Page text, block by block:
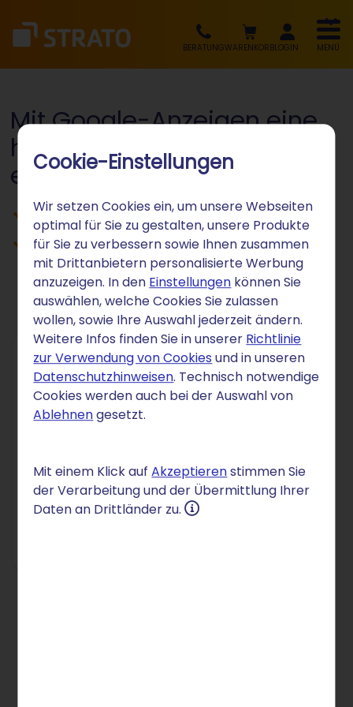
Cookie-Einstellungen
Wir setzen Cookies ein, um unsere Webseiten
optimal für Sie zu gestalten, unsere Produkte
für Sie zu verbessern sowie Ihnen zusammen
mit Drittanbietern personalisierte Werbung
anzuzeigen. In den Einstellungen können Sie
auswählen, welche Cookies Sie zulassen
wollen, sowie Ihre Auswahl jederzeit ändern.
Weitere Infos finden Sie in unserer Richtlinie
zur Verwendung von Cookies und in unseren
Datenschutzhinweisen. Technisch notwendige
Cookies werden auch bei der Auswahl von
Ablehnengesetzt.
Mit einem Klick aufAkzeptierenstimmen Sie
der Verarbeitung und der Übermittlung Ihrer
Daten an Drittländer zu.
BERATUNGWARENKORBLOGIN MENÜ
Mit Google-Anzeigen eine
höhere Sichtbarkeit
erreichen
Mehr Reichweite durch Google Ads
Strategie für den Erfolg
STRATO
adCoach
Einrichtung: 30 €